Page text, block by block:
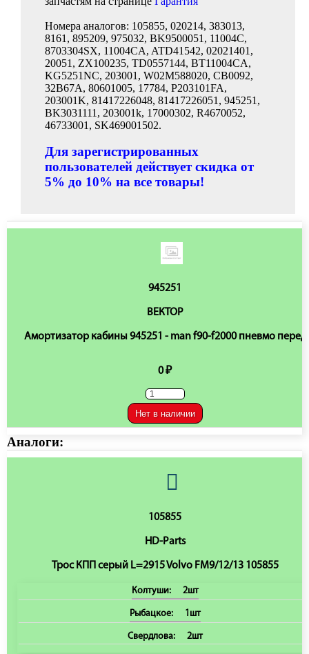
Номера аналогов: 105855, 020214, 383013,
8161, 895209, 975032, BK9500051, 11004C,
8703304SX, 11004CA, ATD41542, 02021401,
20051, ZX100235, TD0557144, BT11004CA,
KG5251NC, 203001, W02M588020, CB0092,
32B67A, 80601005, 17784, P203101FA,
203001K, 81417226048, 81417226051, 945251,
BK3031111, 203001k, 17000302, R4670052,
46733001, SK469001502.
Для зарегистрированных
пользователей действует скидка от
5% до 10% на все товары!
945251
ВЕКТОР
Амортизатор кабины 945251 - man f90-f2000 пневмо перед
0 ₽
Нет в наличии
Аналоги:
105855
HD-Parts
Трос КПП серый L=2915 Volvo FM9/12/13 105855
Колтуши: 2шт
Рыбацкое: 1шт
Свердлова: 2шт